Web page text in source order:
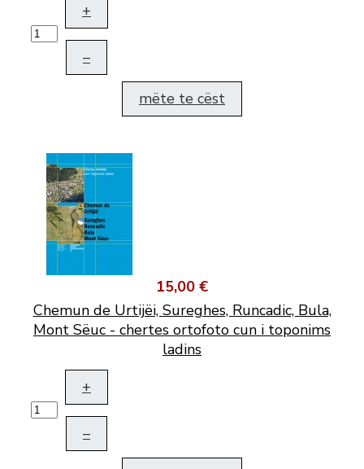
+
–
mëte te cëst
15,00 €
Chemun de Urtijëi, Sureghes, Runcadic, Bula,
Mont Sëuc - chertes ortofoto cun i toponims
ladins
+
–